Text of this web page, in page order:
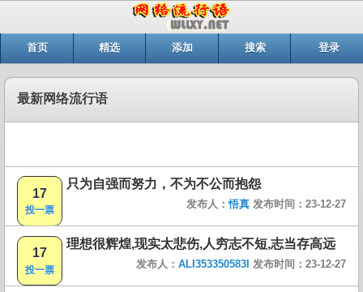
首页 精选 添加 搜索 登录
最新网络流行语
17
投一票
只为自强而努力，不为不公而抱怨
发布人：悟真 发布时间：23-12-27
17
投一票
理想很辉煌,现实太悲伤,人穷志不短,志当存高远
发布人： ALI353350583I 发布时间：23-12-27